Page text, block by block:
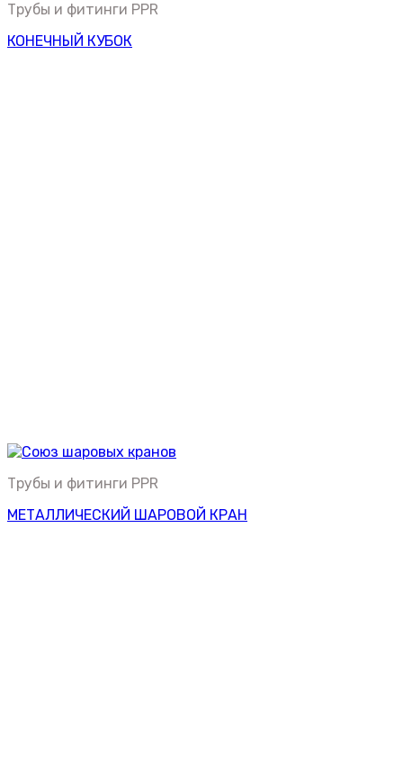
Трубы и фитинги PPR
КОНЕЧНЫЙ КУБОК
Трубы и фитинги PPR
МЕТАЛЛИЧЕСКИЙ ШАРОВОЙ КРАН